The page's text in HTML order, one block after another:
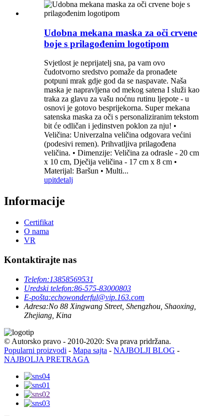
Udobna mekana maska ​​za oči crvene
boje s prilagođenim logotipom
Svjetlost je neprijatelj sna, pa vam ovo
čudotvorno sredstvo pomaže da pronađete
potpuni mrak gdje god da se naspavate. Naša
maska ​​je napravljena od mekog satena I služi kao
traka za glavu za vašu noćnu rutinu ljepote - u
osnovi je gotovo besprijekorna. Super mekana
satenska maska ​​za oči s personaliziranim tekstom
bit će odličan i jedinstven poklon za nju! •
Veličina: Univerzalna veličina odgovara većini
(podesivi remen). Prihvatljiva prilagođena
veličina. • Dimenzije: Veličina za odrasle - 20 cm
x 10 cm, Dječija veličina - 17 cm x 8 cm •
Materijal: Baršun • Multi...
upitdetalj
Informacije
Certifikat
O nama
VR
Kontaktirajte nas
Telefon:13858569531
Uredski telefon:86-575-83000803
E-pošta:echowonderful@vip.163.com
Adresa:No 88 Xingwang Street, Shengzhou, Shaoxing,
Zhejiang, Kina
© Autorsko pravo - 2010-2020: Sva prava pridržana.
Popularni proizvodi - Mapa sajta - NAJBOLJI BLOG -
NAJBOLJA PRETRAGA